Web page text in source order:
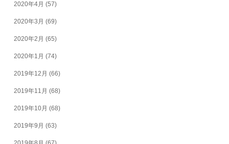
2020年4月 (57)
2020年3月 (69)
2020年2月 (65)
2020年1月 (74)
2019年12月 (66)
2019年11月 (68)
2019年10月 (68)
2019年9月 (63)